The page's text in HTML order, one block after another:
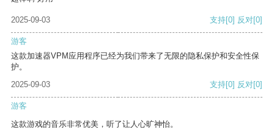
2025-09-03 支持[0] 反对[0]
游客
这款加速器VPM应用程序已经为我们带来了无限的隐私保护和安全性保
护。
2025-09-03
支持[0] 反对[0]
游客
这款游戏的音乐非常优美，听了让人心旷神怡。